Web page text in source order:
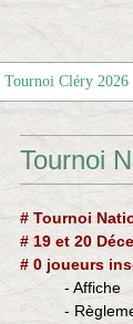
Tournoi Cléry 2026
Tournoi
# Tournoi
# 19 et 20
# 0 joueurs
- Affiche
-